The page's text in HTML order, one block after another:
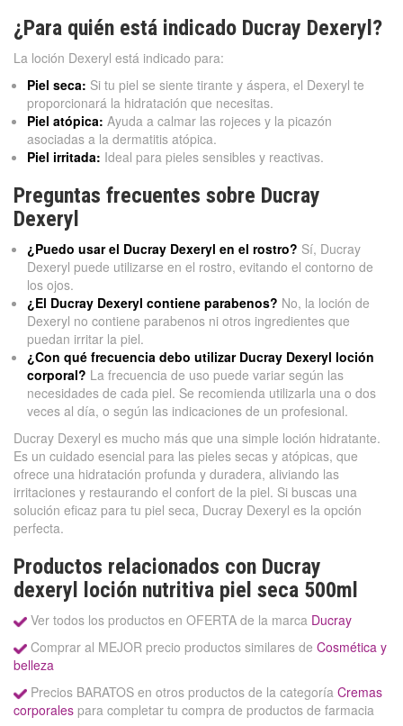
¿Para quién está indicado Ducray Dexeryl?
La loción Dexeryl está indicado para:
Piel seca: Si tu piel se siente tirante y áspera, el Dexeryl te
proporcionará la hidratación que necesitas.
Piel atópica: Ayuda a calmar las rojeces y la picazón
asociadas a la dermatitis atópica.
Piel irritada: Ideal para pieles sensibles y reactivas.
Preguntas frecuentes sobre Ducray
Dexeryl
¿Puedo usar el Ducray Dexeryl en el rostro? Sí, Ducray
Dexeryl puede utilizarse en el rostro, evitando el contorno de
los ojos.
¿El Ducray Dexeryl contiene parabenos? No, la loción de
Dexeryl no contiene parabenos ni otros ingredientes que
puedan irritar la piel.
¿Con qué frecuencia debo utilizar Ducray Dexeryl loción
corporal? La frecuencia de uso puede variar según las
necesidades de cada piel. Se recomienda utilizarla una o dos
veces al día, o según las indicaciones de un profesional.
Ducray Dexeryl es mucho más que una simple loción hidratante.
Es un cuidado esencial para las pieles secas y atópicas, que
ofrece una hidratación profunda y duradera, aliviando las
irritaciones y restaurando el confort de la piel. Si buscas una
solución eficaz para tu piel seca, Ducray Dexeryl es la opción
perfecta.
Productos relacionados con Ducray
dexeryl loción nutritiva piel seca 500ml
Ver todos los productos en OFERTA de la marca Ducray
Comprar al MEJOR precio productos similares de Cosmética y
belleza
Precios BARATOS en otros productos de la categoría Cremas
corporales para completar tu compra de productos de farmacia